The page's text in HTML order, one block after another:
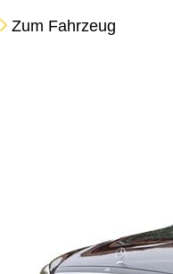
Zum Fahrzeug